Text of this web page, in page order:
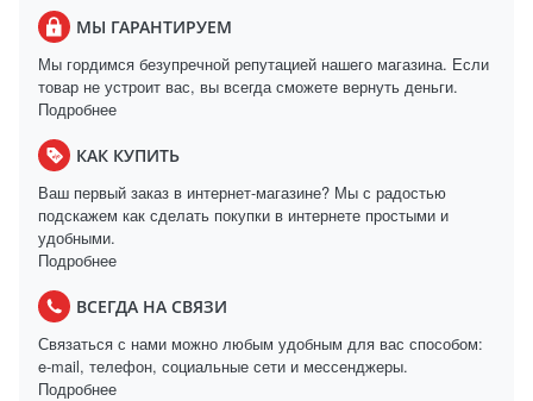
МЫ ГАРАНТИРУЕМ
Мы гордимся безупречной репутацией нашего магазина. Если
товар не устроит вас, вы всегда сможете вернуть деньги.
Подробнее
КАК КУПИТЬ
Ваш первый заказ в интернет-магазине? Мы с радостью
подскажем как сделать покупки в интернете простыми и
удобными.
Подробнее
ВСЕГДА НА СВЯЗИ
Связаться с нами можно любым удобным для вас способом:
e-mail, телефон, социальные сети и мессенджеры.
Подробнее